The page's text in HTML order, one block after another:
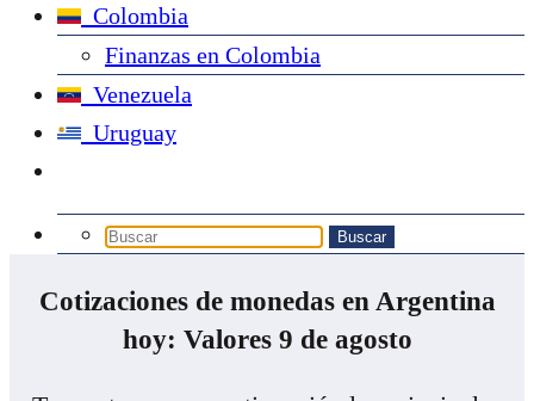
Colombia
Finanzas en Colombia
Venezuela
Uruguay
Cotizaciones de monedas en Argentina
hoy: Valores 9 de agosto